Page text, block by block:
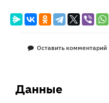
Оставить комментарий
Данные